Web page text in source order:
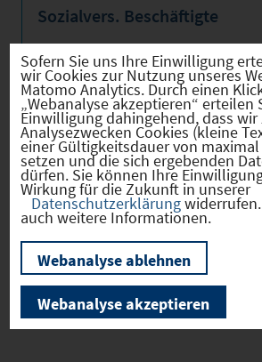
Sozialvers. Beschäftigte
Verkehrsinfrastruktur
Kommunale Infrastruktur
Sofern Sie uns Ihre Einwilligung
wir Cookies zur Nutzung unseres
Matomo Analytics. Durch einen
„Webanalyse akzeptieren“ erteilen
Einwilligung dahingehend, dass wir
Analysezwecken Cookies (kleine
einer Gültigkeitsdauer von
setzen und die sich ergebenden
dürfen. Sie können Ihre
Wirkung für die Zukunft in unserer
Datenschutzerklärung
auch weitere Informationen.
Webanalyse ablehnen
Webanalyse akzeptieren